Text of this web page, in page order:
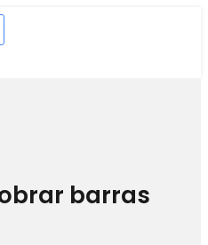
barras